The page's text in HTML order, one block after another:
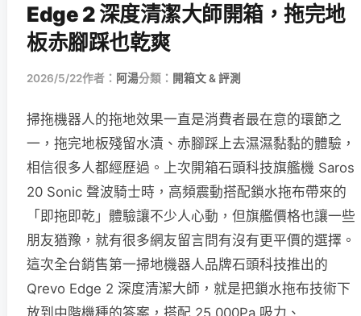
Edge 2 深度清潔大師開箱，拖完地
板赤腳踩也乾爽
2026/5/22作者： 阿湯分類： 開箱文 & 評測
掃拖機器人的拖地效果一直是消費者最在意的環節之
一，拖完地板殘留水漬、赤腳踩上去濕濕黏黏的體驗，
相信很多人都經歷過。上次開箱石頭科技旗艦機 Saros
20 Sonic 聲波騎士時，高頻震動搭配鎖水拖布帶來的
「即拖即乾」體驗讓不少人心動，但旗艦價格也讓一些
朋友猶豫，就有很多網友留言問有沒有更平價的選擇。
這次全台銷售第一掃地機器人品牌石頭科技推出的
Qrevo Edge 2 深度清潔大師，就是把鎖水拖布技術下
放到中階機種的答案，搭配 25,000Pa 吸力、